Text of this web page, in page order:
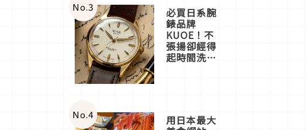
No.3 必買日系腕
錶品牌
KUOE！不
張揚卻經得
起時間洗鍊
No.4 用日本最大